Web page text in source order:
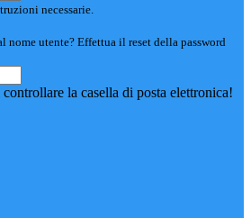
necessarie.
nome utente? Effettua il reset della password
la casella di posta elettronica!